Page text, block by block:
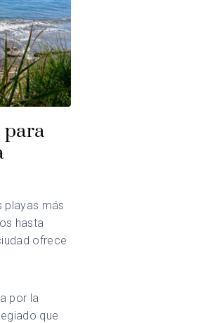
para
playas más
hasta
ofrece
por la
que